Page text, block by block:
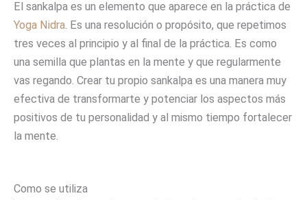
El sankalpa es un elemento que aparece en la práctica de
Yoga Nidra. Es una resolución o propósito, que repetimos
tres veces al principio y al final de la práctica. Es como
una semilla que plantas en la mente y que regularmente
vas regando. Crear tu propio sankalpa es una manera muy
efectiva de transformarte y potenciar los aspectos más
positivos de tu personalidad y al mismo tiempo fortalecer
la mente.
Como se utiliza